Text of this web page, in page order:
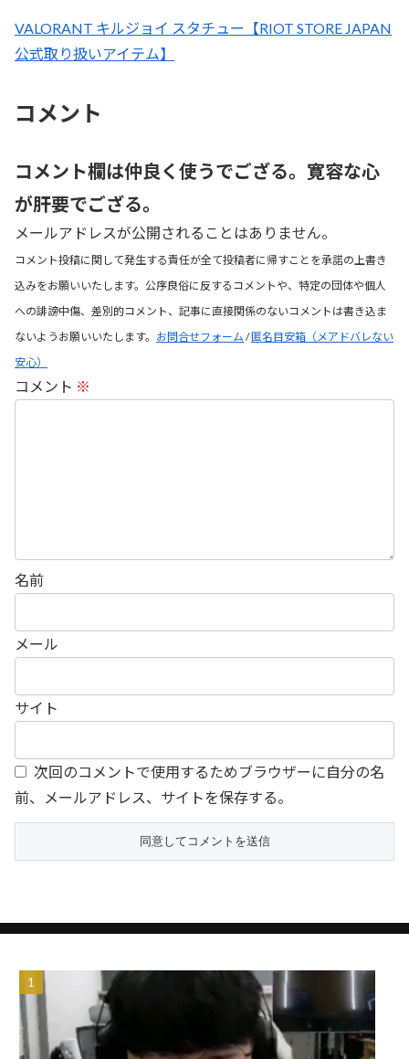
VALORANT キルジョイ スタチュー【RIOT STORE JAPAN
公式取り扱いアイテム】
コメント
コメント欄は仲良く使うでござる。寛容な心
が肝要でござる。
メールアドレスが公開されることはありません。
コメント投稿に関して発生する責任が全て投稿者に帰すことを承諾の上書き
込みをお願いいたします。公序良俗に反するコメントや、特定の団体や個人
への誹謗中傷、差別的コメント、記事に直接関係のないコメントは書き込ま
ないようお願いいたします。 お問合せフォーム /匿名目安箱（メアドバレない
安心）
コメント ※
名前
メール
サイト
次回のコメントで使用するためブラウザーに自分の名
前、メールアドレス、サイトを保存する。